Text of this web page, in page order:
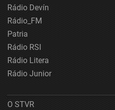
Rádio Devín
Rádio_FM
Patria
Rádio RSI
Rádio Litera
Rádio Junior
O STVR